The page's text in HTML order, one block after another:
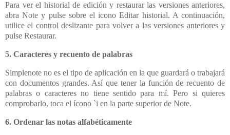
Para ver el historial de edición y restaurar las versiones anteriores,
abra Note y pulse sobre el icono Editar historial. A continuación,
utilice el control deslizante para volver a las versiones anteriores y
pulse Restaurar.
5. Caracteres y recuento de palabras
Simplenote no es el tipo de aplicación en la que guardará o trabajará
con documentos grandes. Así que tener la función de recuento de
palabras o caracteres no tiene sentido para mí. Pero si quieres
comprobarlo, toca el ícono `i en la parte superior de Note.
6. Ordenar las notas alfabéticamente